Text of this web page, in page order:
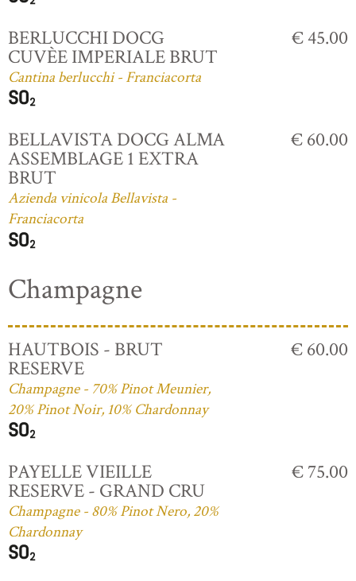
BERLUCCHI DOCG
CUVÈE IMPERIALE BRUT
Cantina berlucchi - Franciacorta
€ 45.00
BELLAVISTA DOCG ALMA
ASSEMBLAGE 1 EXTRA
BRUT
Azienda vinicola Bellavista -
Franciacorta
€ 60.00
Champagne
HAUTBOIS - BRUT
RESERVE
Champagne - 70% Pinot Meunier,
20% Pinot Noir, 10% Chardonnay
€ 60.00
PAYELLE VIEILLE
RESERVE - GRAND CRU
Champagne - 80% Pinot Nero, 20%
Chardonnay
€ 75.00